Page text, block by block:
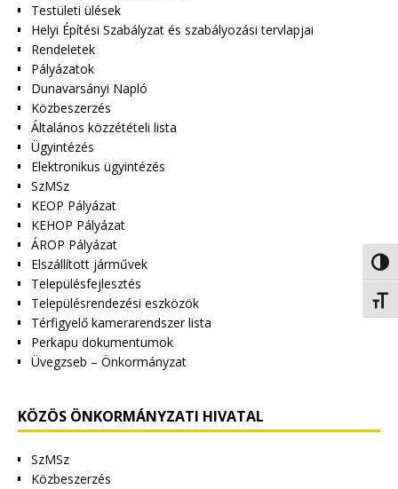
Testületi ülések
Helyi Építési Szabályzat és szabályozási tervlapjai
Rendeletek
Pályázatok
Dunavarsányi Napló
Közbeszerzés
Általános közzétételi lista
Ügyintézés
Elektronikus ügyintézés
SzMSz
KEOP Pályázat
KEHOP Pályázat
ÁROP Pályázat
Elszállított járművek
Településfejlesztés
Településrendezési eszközök
Térfigyelő kamerarendszer lista
Perkapu dokumentumok
Üvegzseb – Önkormányzat
KÖZÖS ÖNKORMÁNYZATI HIVATAL
SzMSz
Közbeszerzés